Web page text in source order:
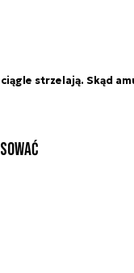
strzelają. Skąd